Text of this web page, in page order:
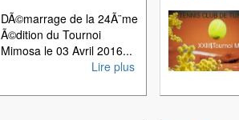
DÃ©marrage de la 24Ã¨me
Ã©dition du Tournoi
Mimosa le 03 Avril 2016...
Lire plus